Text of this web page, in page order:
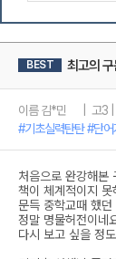
BEST 최고의 구
이름 김*민 | 고3 |
#기초실력탄탄 #단
처음으로 완강해본
책이 체계적이지
문득 중학교때 했
정말 명물허전이네
다시 보고 싶을 정